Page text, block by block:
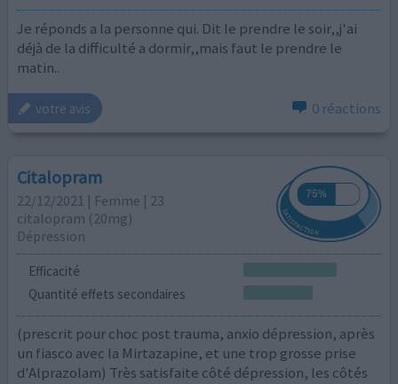
Je réponds a la personne qui. Dit le prendre le soir,,j'ai
déjà de la difficulté a dormir,,mais faut le prendre le
matin..
votre avis 0 réactions
Citalopram
22/12/2021 | Femme | 23
citalopram (20mg)
Dépression
Efficacité
Quantité effets secondaires
(prescrit pour choc post trauma, anxio dépression, après
un fiasco avec la Mirtazapine, et une trop grosse prise
d'Alprazolam) Très satisfaite côté dépression, les côtés